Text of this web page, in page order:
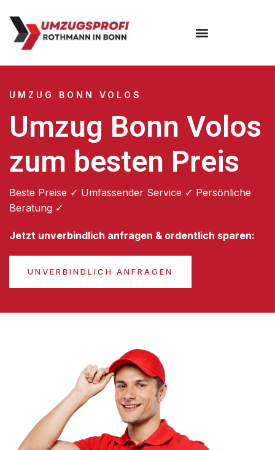
UMZUG BONN VOLOS
Umzug Bonn Volos
zum besten Preis
Beste Preise ✓ Umfassender Service ✓ Persönliche
Beratung ✓
Jetzt unverbindlich anfragen & ordentlich sparen:
UNVERBINDLICH ANFRAGEN